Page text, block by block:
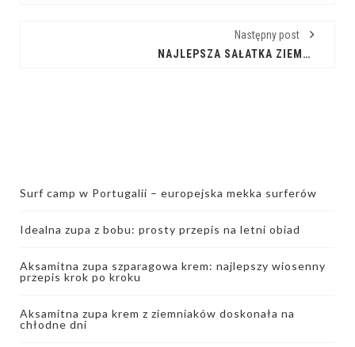
Następny post
NAJLEPSZA SAŁATKA ZIEMNIACZANA Z BOCZKIEM NA KAŻDĄ OKAZJĘ
Surf camp w Portugalii – europejska mekka surferów
Idealna zupa z bobu: prosty przepis na letni obiad
Aksamitna zupa szparagowa krem: najlepszy wiosenny
przepis krok po kroku
Aksamitna zupa krem z ziemniaków doskonała na
chłodne dni